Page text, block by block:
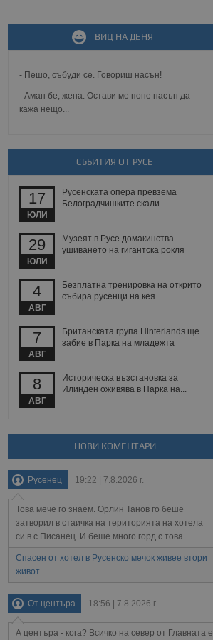
ВИЦ НА ДЕНЯ
- Пешо, събуди се. Говориш насън!
- Аман бе, жена. Остави ме поне насън да
кажа нещо...
СЪБИТИЯ ОТ РУСЕ
17
ЮЛИ
Русенската опера превзема
Белоградчишките скали
29
ЮЛИ
Музеят в Русе домакинства
ушиването на гигантска рокля
4
АВГ
Безплатна тренировка на открито
събира русенци на кея
7
АВГ
Британската група Hinterlands ще
забие в Парка на младежта
8
АВГ
Историческа възстановка за
Илинден оживява в Парка на...
НОВИ КОМЕНТАРИ
Русенец 19:22 | 7.8.2026 г.
Това мече го знаем. Орлин Танов го беше
затворил в стаичка на територията на хотела
си в с.Писанец. И беше много горд с това.
Спасен от хотел в Русенско мечок живее втори
живот
От центъра 18:56 | 7.8.2026 г.
А центъра - кога? Всичко на север от Главната е
зададена от уеб
MVC
известно като
Той не съдържа
при затваряне
политики и
сесии.
между хората
за да се правят
уебсайт.
на
на бисквитките,
и
и предоставя
използва
потребител може
на сайта. Тя
на сайта.
взаимодействия
и потребителския
събиране на данни
за
се
на тестване.
данни,
на посещенията,
били заредени.
опит.
на прегледи на
тя може
новата или
на сайта. Тя
в целия
на социалните
Описание